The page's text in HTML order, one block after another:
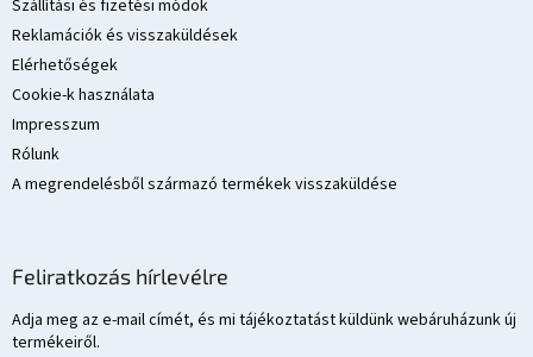
Szállítási és fizetési módok
Reklamációk és visszaküldések
Elérhetőségek
Cookie-k használata
Impresszum
Rólunk
A megrendelésből származó termékek visszaküldése
Feliratkozás hírlevélre
Adja meg az e-mail címét, és mi tájékoztatást küldünk webáruházunk új
termékeiről.